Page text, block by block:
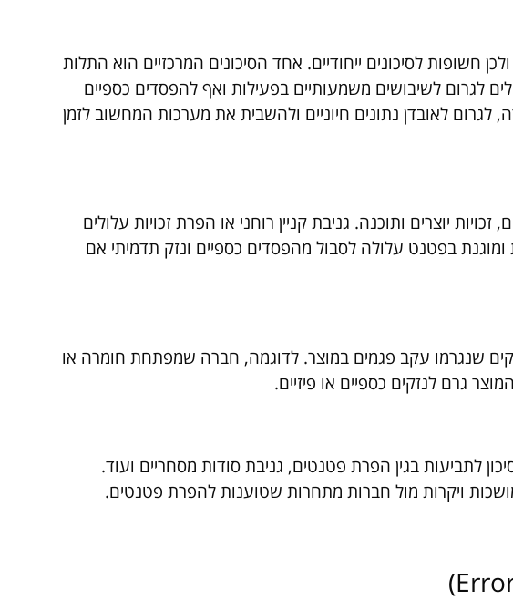
חשופות לסיכונים ייחודיים. אחד הסיכונים המרכזיים הוא התלות
לגרום לשיבושים משמעותיים בפעילות ואף להפסדים כספיים
לאובדן נתונים חיוניים ולהשבית את מערכות המחשוב לזמן
יוצרים ותוכנה. גניבת קניין רוחני או הפרת זכויות עלולים
בפטנט עלולה לסבול מהפסדים כספיים ונזק תדמיתי אם
שנגרמו עקב פגמים במוצר. לדוגמה, חברה שמפתחת חומרה או
גרם לנזקים כספיים או פיזיים.
לתביעות בגין הפרת פטנטים, גניבת סודות מסחריים ועוד.
ויקרות מול חברות מתחרות שטוענות להפרת פטנטים.